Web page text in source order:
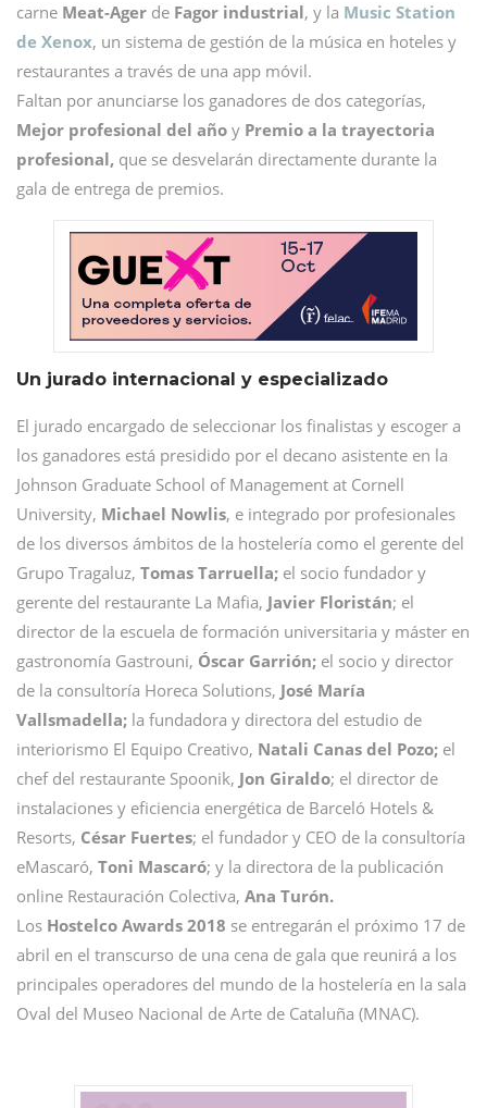
carne Meat-Ager de Fagor industrial, y la Music Station
de Xenox, un sistema de gestión de la música en hoteles y
restaurantes a través de una app móvil.
Faltan por anunciarse los ganadores de dos categorías,
Mejor profesional del año y Premio a la trayectoria
profesional, que se desvelarán directamente durante la
gala de entrega de premios.
Un jurado internacional y especializado
El jurado encargado de seleccionar los finalistas y escoger a
los ganadores está presidido por el decano asistente en la
Johnson Graduate School of Management at Cornell
University, Michael Nowlis, e integrado por profesionales
de los diversos ámbitos de la hostelería como el gerente del
Grupo Tragaluz, Tomas Tarruella; el socio fundador y
gerente del restaurante La Mafia, Javier Floristán; el
director de la escuela de formación universitaria y máster en
gastronomía Gastrouni, Óscar Garrión; el socio y director
de la consultoría Horeca Solutions, José María
Vallsmadella; la fundadora y directora del estudio de
interiorismo El Equipo Creativo, Natali Canas del Pozo; el
chef del restaurante Spoonik, Jon Giraldo; el director de
instalaciones y eficiencia energética de Barceló Hotels &
Resorts, César Fuertes; el fundador y CEO de la consultoría
eMascaró, Toni Mascaró; y la directora de la publicación
online Restauración Colectiva, Ana Turón.
Los Hostelco Awards 2018 se entregarán el próximo 17 de
abril en el transcurso de una cena de gala que reunirá a los
principales operadores del mundo de la hostelería en la sala
Oval del Museo Nacional de Arte de Cataluña (MNAC).